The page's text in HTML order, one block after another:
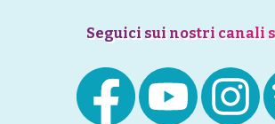
Seguici sui nostri canali